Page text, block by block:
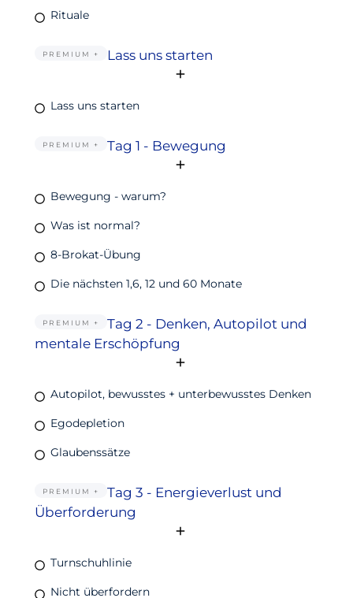
Rituale
PREMIUM + Lass uns starten
Lass uns starten
PREMIUM + Tag 1 - Bewegung
Bewegung - warum?
Was ist normal?
8-Brokat-Übung
Die nächsten 1,6, 12 und 60 Monate
PREMIUM +
Tag 2 - Denken, Autopilot und
mentale Erschöpfung
Autopilot, bewusstes + unterbewusstes Denken
Egodepletion
Glaubenssätze
PREMIUM +
Tag 3 - Energieverlust und
Überforderung
Turnschuhlinie
Nicht überfordern